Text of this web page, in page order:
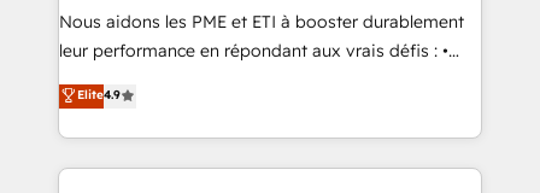
Canada, Germany, France, Belgium, Singapore, and
South Africa. Certified compliant with ISO/IEC
international offices and 175+ employees.
Nous aidons les PME et ETI à booster durablement
leur performance en répondant aux vrais défis : •
Intégration de HubSpot avec d’autres outils (ERP,
téléphonie, etc.) • Alignement des équipes grâce à un
outil et des données partagées • Amélioration de la
collecte et de l’analyse des données pour des
Elite4.9